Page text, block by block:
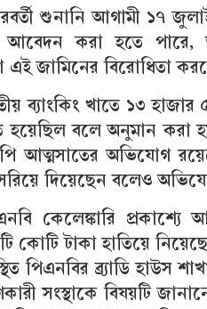
শুনানি আগামী ১৭
করা হতে পারে,
এই জামিনের বিরোধিতা
ব্যাংকিং খাতে ১৩
হয়েছিল বলে অনুমান করা
আত্মসাতের অভিযোগ
দিয়েছেন বলেও
কেলেঙ্কারি
কোটি টাকা হাতিয়ে
পিএনবির ব্র্যাডি হাউস
সংস্থাকে বিষয়টি